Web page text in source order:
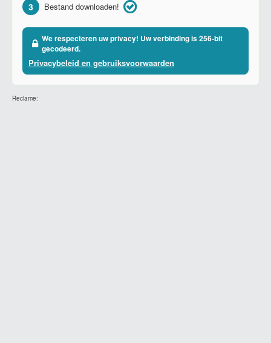
3 Bestand downloaden!
We respecteren uw privacy! Uw verbinding is 256-bit
gecodeerd.
Privacybeleid en gebruiksvoorwaarden
Reclame: